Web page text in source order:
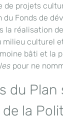
de projets
du Fonds de
la réalisation
milieu culturel
bâti et la
pour ne
du Plan
la